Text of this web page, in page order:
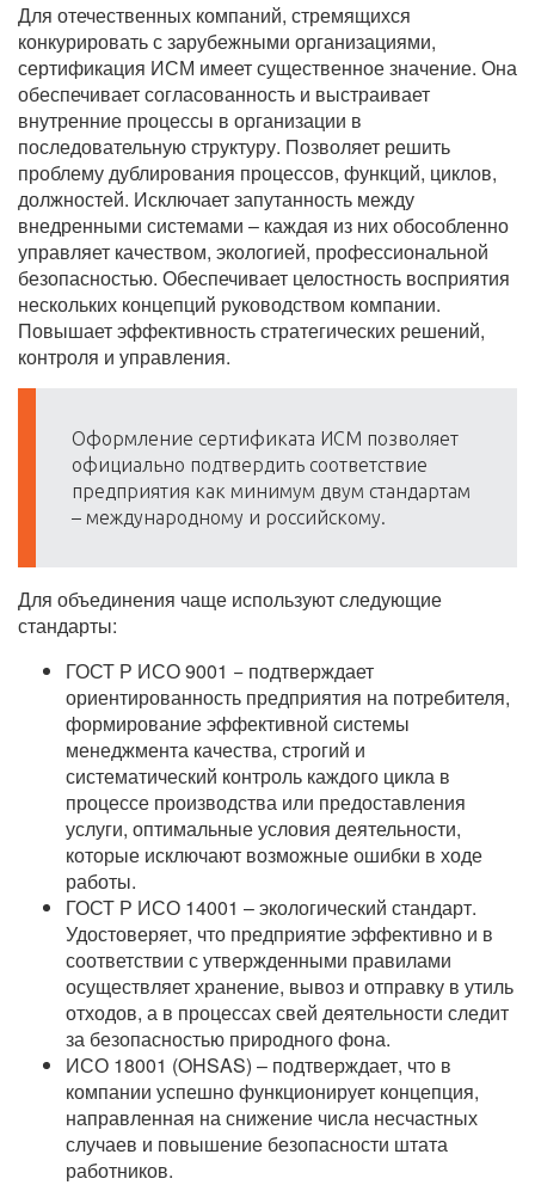
Для отечественных компаний, стремящихся
конкурировать с зарубежными организациями,
сертификация ИСМ имеет существенное значение. Она
обеспечивает согласованность и выстраивает
внутренние процессы в организации в
последовательную структуру. Позволяет решить
проблему дублирования процессов, функций, циклов,
должностей. Исключает запутанность между
внедренными системами – каждая из них обособленно
управляет качеством, экологией, профессиональной
безопасностью. Обеспечивает целостность восприятия
нескольких концепций руководством компании.
Повышает эффективность стратегических решений,
контроля и управления.
Оформление сертификата ИСМ позволяет
официально подтвердить соответствие
предприятия как минимум двум стандартам
– международному и российскому.
Для объединения чаще используют следующие
стандарты:
ГОСТ Р ИСО 9001 − подтверждает
ориентированность предприятия на потребителя,
формирование эффективной системы
менеджмента качества, строгий и
систематический контроль каждого цикла в
процессе производства или предоставления
услуги, оптимальные условия деятельности,
которые исключают возможные ошибки в ходе
работы.
ГОСТ Р ИСО 14001 – экологический стандарт.
Удостоверяет, что предприятие эффективно и в
соответствии с утвержденными правилами
осуществляет хранение, вывоз и отправку в утиль
отходов, а в процессах свей деятельности следит
за безопасностью природного фона.
ИСО 18001 (OHSAS) – подтверждает, что в
компании успешно функционирует концепция,
направленная на снижение числа несчастных
случаев и повышение безопасности штата
работников.